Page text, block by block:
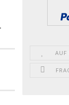
AUF